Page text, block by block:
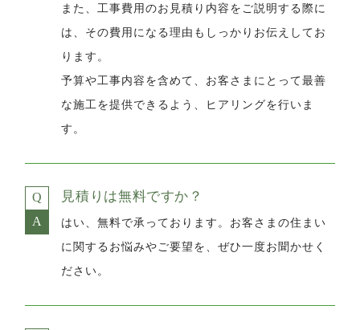
また、工事費用のお見積り内容をご説明する際に
は、その費用になる理由もしっかりお伝えしてお
ります。
予算や工事内容を含めて、お客さまにとって最善
な施工を提供できるよう、ヒアリングを行いま
す。
見積りは無料ですか？
はい、無料で承っております。お客さまの住まい
に関するお悩みやご要望を、ぜひ一度お聞かせく
ださい。